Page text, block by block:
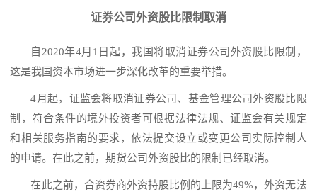
证券公司外资股比限制取消
自 2020年4月1日起，我国将取消证券公司外资股比限制，
这是我国资本市场进一步深化改革的重要举措。
4月起，证监会将取消证券公司、基金管理公司外资股比限
制，符合条件的境外投资者可根据法律法规、证监会有关规定
和相关服务指南的要求，依法提交设立或变更公司实际控制人
的申请。在此之前，期货公司外资股比的限制已经取消。
在此之前，合资券商外资持股比例的上限为49%，外资无法